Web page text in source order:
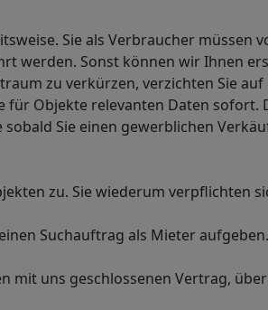
Sie als Verbraucher müssen
werden. Sonst können wir Ihnen
zu verkürzen, verzichten Sie auf
für Objekte relevanten Daten sofort.
Sie einen gewerblichen
zu. Sie wiederum verpflichten
Suchauftrag als Mieter
mit uns geschlossenen Vertrag,